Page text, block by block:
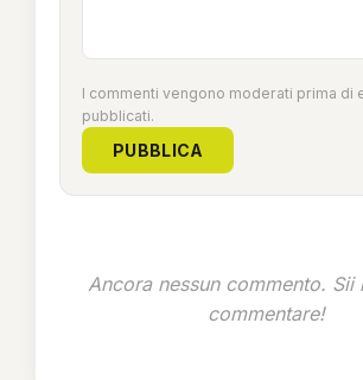
I commenti vengono moderati prima di
pubblicati.
PUBBLICA
Ancora nessun commento. Sii
commentare!